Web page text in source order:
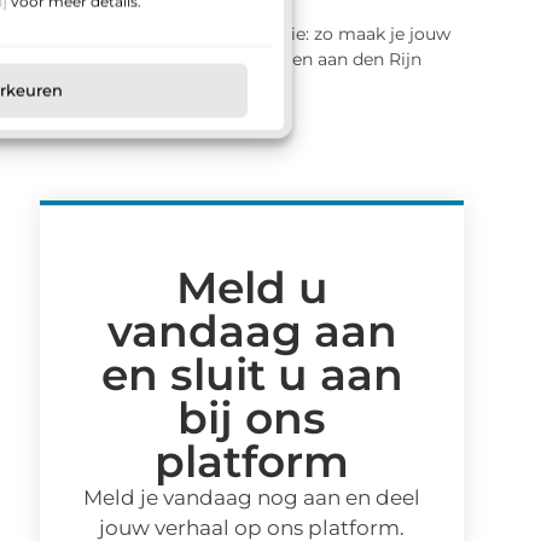
Inbraakpreventie: zo maak je jouw
woning in Alphen aan den Rijn
Meld u
vandaag aan
en sluit u aan
bij ons
platform
Meld je vandaag nog aan en deel
jouw verhaal op ons platform.